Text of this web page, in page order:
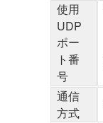
使用
UDP
ポー
ト番
号
通信
方式